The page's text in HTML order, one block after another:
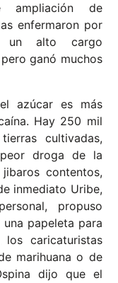
de
enfermaron por
un alto cargo
ganó muchos
azúcar es más
Hay 250 mil
cultivadas,
droga de la
contentos,
inmediato Uribe,
propuso
papeleta para
caricaturistas
marihuana o de
dijo que el